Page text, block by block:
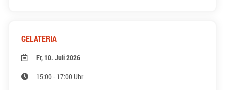
GELATERIA
Fr, 10. Juli 2026
15:00 - 17:00 Uhr